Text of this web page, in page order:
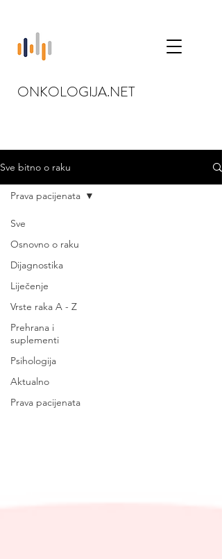
ONKOLOGIJA.NET
Sve bitno o raku
Sve
Osnovno o raku
Dijagnostika
Liječenje
Vrste raka A - Z
Prehrana i
suplementi
Psihologija
Aktualno
Prava pacijenata
Prava pacijenata